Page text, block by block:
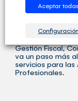
Gestión Fiscal,
va un paso más
servicios para las
Profesionales.
Aceptar todas
Configuración